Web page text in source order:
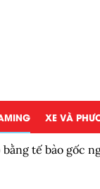
XE VÀ
tế bào gốc